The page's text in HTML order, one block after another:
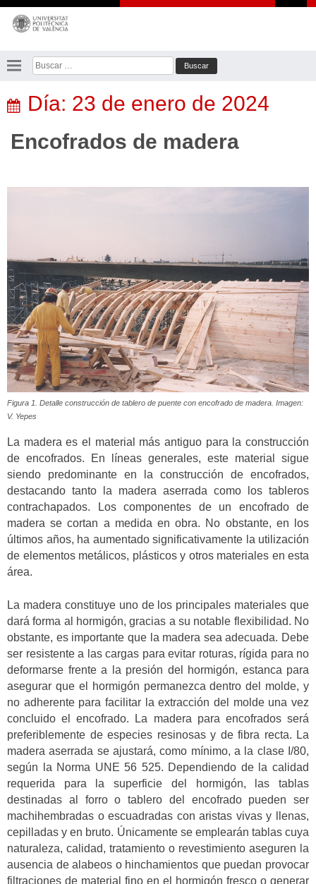
Saltar
contenido
Buscar:
Día: 23 de enero de 2024
Encofrados de madera
Figura 1. Detalle construcción de tablero de puente con encofrado de madera. Imagen:
V. Yepes
La madera es el material más antiguo para la construcción
de encofrados. En líneas generales, este material sigue
siendo predominante en la construcción de encofrados,
destacando tanto la madera aserrada como los tableros
contrachapados. Los componentes de un encofrado de
madera se cortan a medida en obra. No obstante, en los
últimos años, ha aumentado significativamente la utilización
de elementos metálicos, plásticos y otros materiales en esta
área.
La madera constituye uno de los principales materiales que
dará forma al hormigón, gracias a su notable flexibilidad. No
obstante, es importante que la madera sea adecuada. Debe
ser resistente a las cargas para evitar roturas, rígida para no
deformarse frente a la presión del hormigón, estanca para
asegurar que el hormigón permanezca dentro del molde, y
no adherente para facilitar la extracción del molde una vez
concluido el encofrado. La madera para encofrados será
preferiblemente de especies resinosas y de fibra recta. La
madera aserrada se ajustará, como mínimo, a la clase I/80,
según la Norma UNE 56 525. Dependiendo de la calidad
requerida para la superficie del hormigón, las tablas
destinadas al forro o tablero del encofrado pueden ser
machihembradas o escuadradas con aristas vivas y llenas,
cepilladas y en bruto. Únicamente se emplearán tablas cuya
naturaleza, calidad, tratamiento o revestimiento aseguren la
ausencia de alabeos o hinchamientos que puedan provocar
filtraciones de material fino en el hormigón fresco o generar